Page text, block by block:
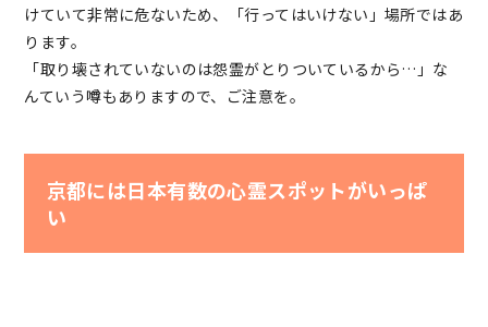
けていて非常に危ないため、「行ってはいけない」場所ではあ
ります。
「取り壊されていないのは怨霊がとりついているから…」な
んていう噂もありますので、ご注意を。
京都には日本有数の心霊スポットがいっぱ
い